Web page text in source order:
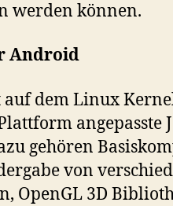
werden können.
Android
dem Linux
angepasste
gehören
von
OpenGL 3D